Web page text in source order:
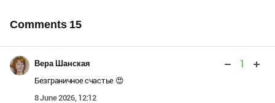
Comments 15
Вера Шанская 1
Безграничное счастье 😍
8 June 2026, 12:12